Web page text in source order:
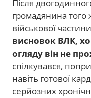
Після
громадянина
військової
висновок ВЛК,
огляду він не
спілкувався,
навіть готової
серйозних